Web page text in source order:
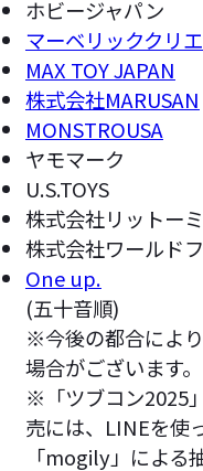
ホビージャパン
マーベリッククリ
MAX TOY JAPAN
株式会社MARUSAN
MONSTROUSA
ヤモマーク
U.S.TOYS
株式会社リットー
株式会社ワールド
One up.
(五十音順)
※今後の都合によ
場合がございます。
※「ツブコン2025
売には、LINEを使
「mogily」による